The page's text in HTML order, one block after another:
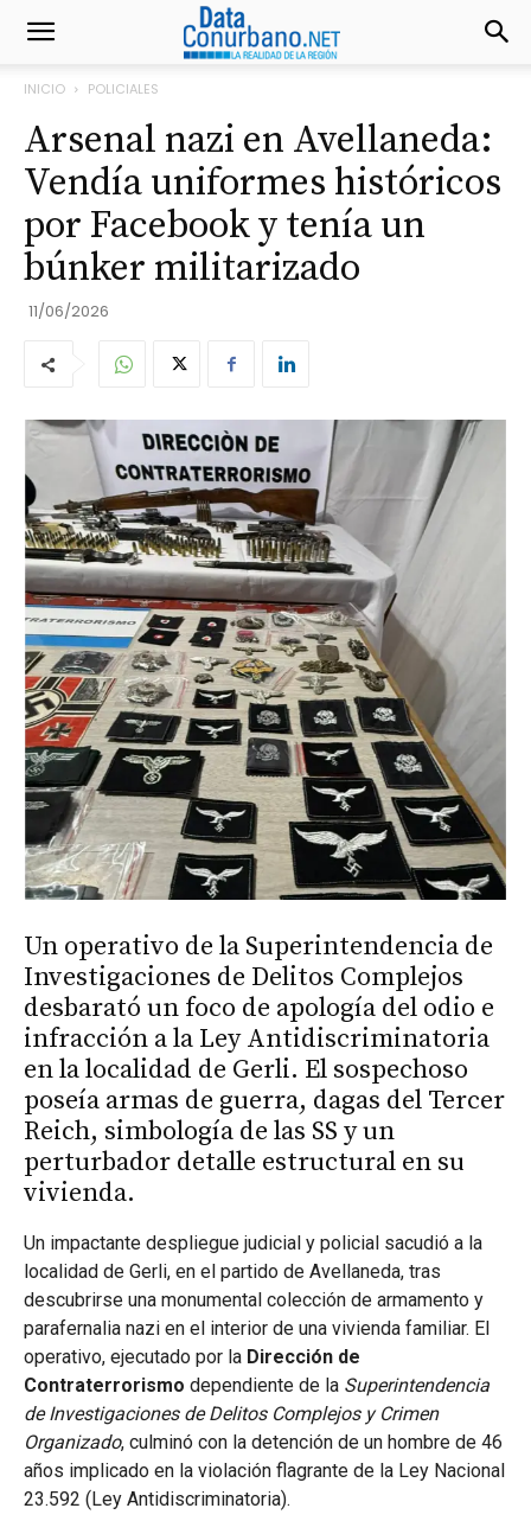
INICIO POLICIALES
Arsenal nazi en Avellaneda:
Vendía uniformes históricos
por Facebook y tenía un
búnker militarizado
11/06/2026
Un operativo de la Superintendencia de
Investigaciones de Delitos Complejos
desbarató un foco de apología del odio e
infracción a la Ley Antidiscriminatoria
en la localidad de Gerli. El sospechoso
poseía armas de guerra, dagas del Tercer
Reich, simbología de las SS y un
perturbador detalle estructural en su
vivienda.
Un impactante despliegue judicial y policial sacudió a la
localidad de Gerli, en el partido de Avellaneda, tras
descubrirse una monumental colección de armamento y
parafernalia nazi en el interior de una vivienda familiar. El
operativo, ejecutado por la Dirección de
Contraterrorismo dependiente de la Superintendencia
de Investigaciones de Delitos Complejos y Crimen
Organizado, culminó con la detención de un hombre de 46
años implicado en la violación flagrante de la Ley Nacional
23.592 (Ley Antidiscriminatoria).